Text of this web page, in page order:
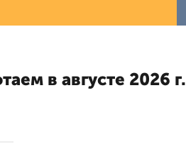
в августе 2026 г.